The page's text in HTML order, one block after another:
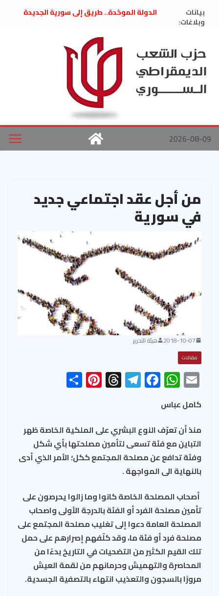
بيانات
وبلاغات:
الدولة الموحّدة.. طريق إلى سورية الجديدة
العام السابق لحزب الاتحاد الاشتراكي العربي
الديمقراطي
بلاغ صادر عن اجتماع اللجنة المركزية نيسان
2026
الحرب الأمريكية الإسرائيلية على نظام الملالي
في إيران .. بيان من حزب الشعب الديمقراطي
السوري
2026-08-09
من أجل عقد اجتماعي جديد
في سورية
2018-10-07 هيئة التحرير
مقالات
E
m
ail
W
h
at
s
A
p
p
F
ac
b
o
ok
Te
le
a
m
T
hr
ds
Pi
nt
es
t
e
كامل عباس
منذ أن تعرّف النوع البشري على الملكية الخاصة ظهر
التباين مع فئة تسعى لتأمين مصلحتها بأي شكل
وفئة تدافع عن مصلحة المجتمع ككل؛ الأمر الذي أدى
بالنهاية الى المواجهة .
أصحاب المصلحة الخاصة كانوا وما زالوا يحرصون على
تأمين مصلحة الفرد أو الفئة بالدرجة الأولى واصحاب
المصلحة العامة دعوا إلى تغليب مصلحة المجتمع على
مصلحة فرد أو فئة ما، وقد كلّفهم إصرارهم على حمل
تلك القيم الكثير من التضحيات في التاريخ بدءًا من
المحاصرة والتهميش وحرمانهم من لقمة العيش
مرورًا بالسجون والتعذيب انتهاء بالتصفية الجسدية.